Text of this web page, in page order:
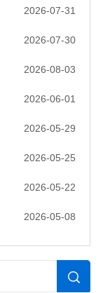
2026-07-31
2026-07-30
2026-08-03
2026-06-01
2026-05-29
2026-05-25
2026-05-22
2026-05-08